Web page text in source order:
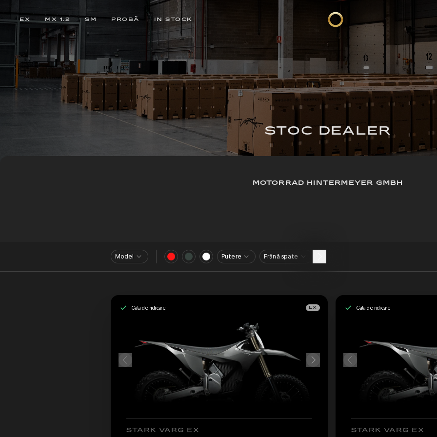
EX MX 1.2 SM PROBĂ IN STOCK
STOC DEALER
MOTORRAD HINTERMEYER GMBH
Model Putere Frână spate
Gata de ridicare EX
STARK VARG EX
Gata de ridicare
STARK VARG EX